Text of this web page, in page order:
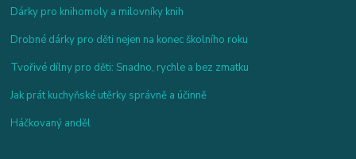
Dárky pro knihomoly a milovníky knih
Drobné dárky pro děti nejen na konec školního roku
Tvořivé dílny pro děti: Snadno, rychle a bez zmatku
Jak prát kuchyňské utěrky správně a účinně
Háčkovaný anděl